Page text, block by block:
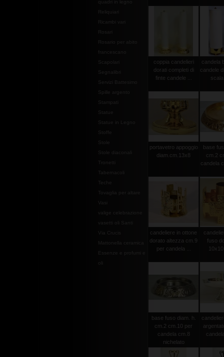
quadri in legno
Reliquiari
Ricambi vari
Rosari
Rosario per abito
francescano
Scapolari
Segnalibri
Servizi Battesimo
Spille argento
Stampati
Statue
Statue in Legno
Stoffe
Stole
Stole diaconali
Tabernacoli
valige celebrazione
Mattonella ceramica
Essenze e profumi e
coppia candelieri
dorati completi di
finte candele ...
candela
candele
portavetro appoggio
diam.cm.13x8
base
cm.2
candela
candeliere in ottone
dorato altezza cm.9
per candela ...
fuso
base fuso diam. h.
cm.2 cm.10 per
candela cm.8
nichelato